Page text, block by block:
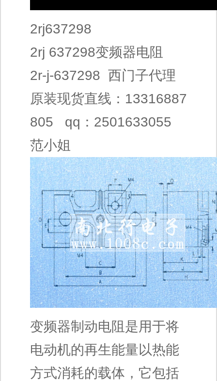
2rj637298
2rj 637298变频器电阻
2r-j-637298 西门子代理
原装现货直线：13316887
805 qq：2501633055
范小姐
变频器制动电阻是用于将
电动机的再生能量以热能
方式消耗的载体，它包括